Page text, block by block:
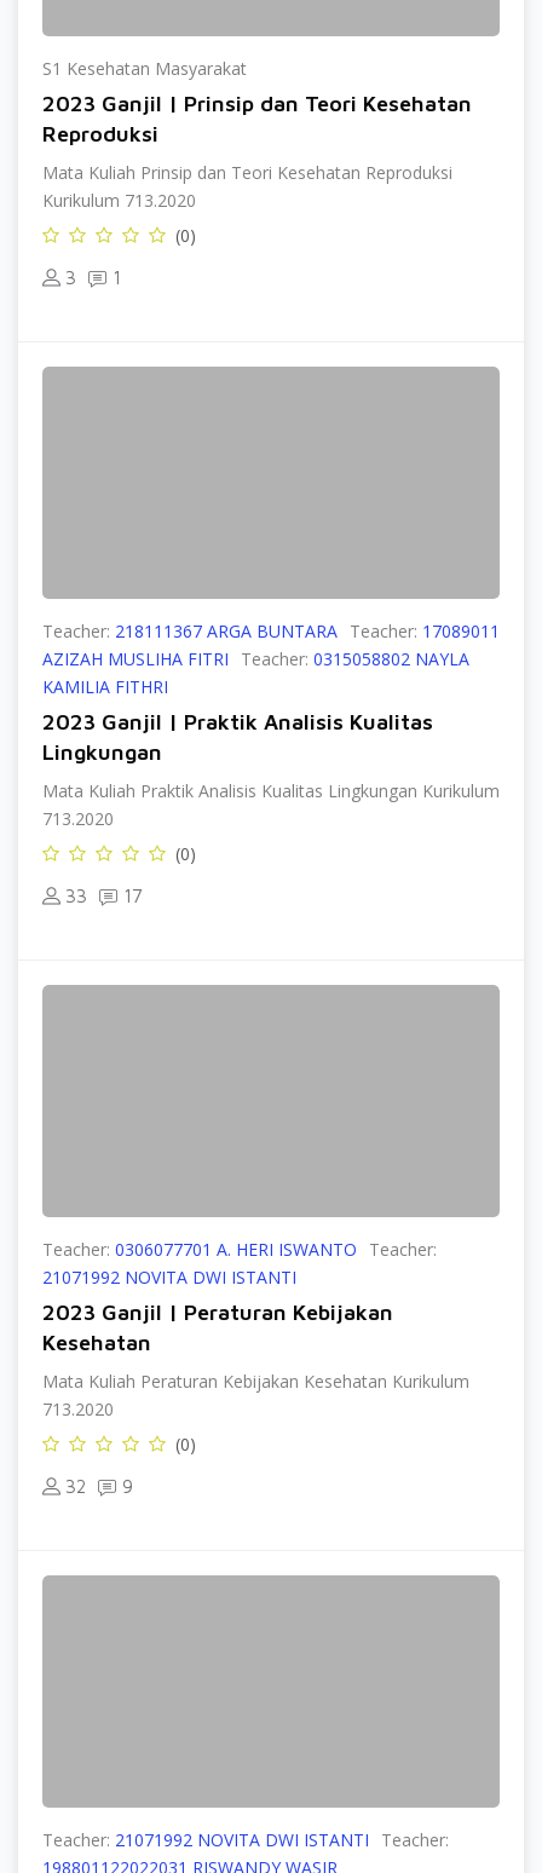
S1 Kesehatan Masyarakat
2023 Ganjil | Prinsip dan Teori Kesehatan
Reproduksi
Mata Kuliah Prinsip dan Teori Kesehatan Reproduksi
Kurikulum 713.2020
(0)
3 1
Teacher: 218111367 ARGA BUNTARA Teacher: 17089011
AZIZAH MUSLIHA FITRI
Teacher: 0315058802 NAYLA
KAMILIA FITHRI
2023 Ganjil | Praktik Analisis Kualitas
Lingkungan
Mata Kuliah Praktik Analisis Kualitas Lingkungan Kurikulum
713.2020
(0)
33 17
Teacher: 0306077701 A. HERI ISWANTO
Teacher:
21071992 NOVITA DWI ISTANTI
2023 Ganjil | Peraturan Kebijakan
Kesehatan
Mata Kuliah Peraturan Kebijakan Kesehatan Kurikulum
713.2020
(0)
32 9
Teacher: 21071992 NOVITA DWI ISTANTI
Teacher:
198801122022031 RISWANDY WASIR